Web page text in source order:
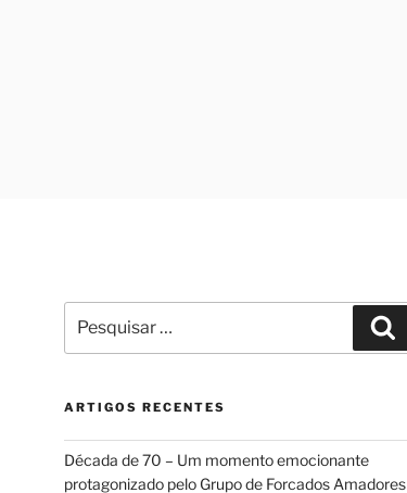
por:
ARTIGOS RECENTES
Década de 70 – Um momento emocionante
protagonizado pelo Grupo de Forcados Amadores